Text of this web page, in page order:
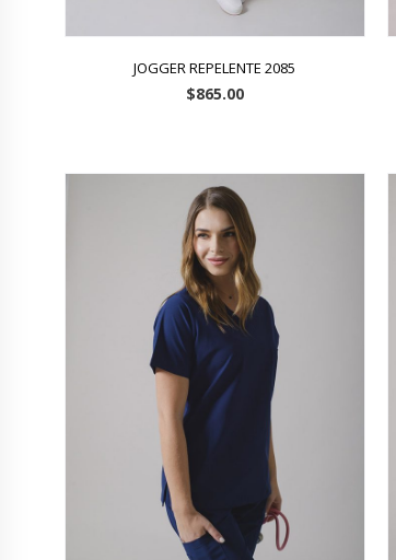
JOGGER REPELENTE 2085
$865.00